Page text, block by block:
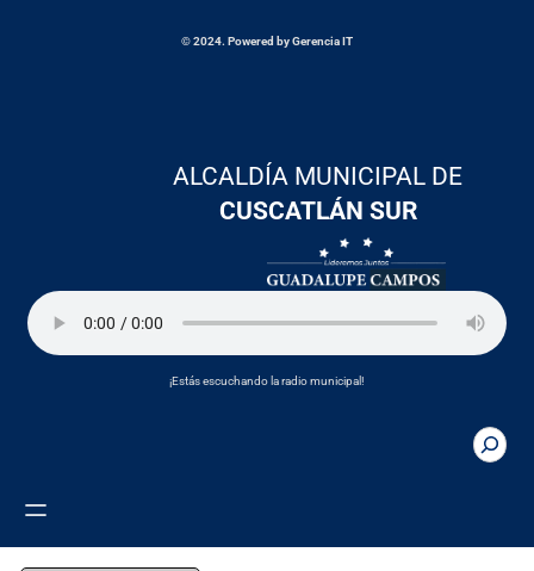
© 2024. Powered by Gerencia IT
ALCALDÍA MUNICIPAL DE
CUSCATLÁN SUR
¡Estás escuchando la radio municipal!